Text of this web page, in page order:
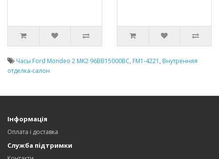
Часы Ford Mondeo 2 MK2 96BB15000BC, FM1-4221 , Внутренняя
отделка-салон
Інформація
Оплата і доставка
Служба підтримки